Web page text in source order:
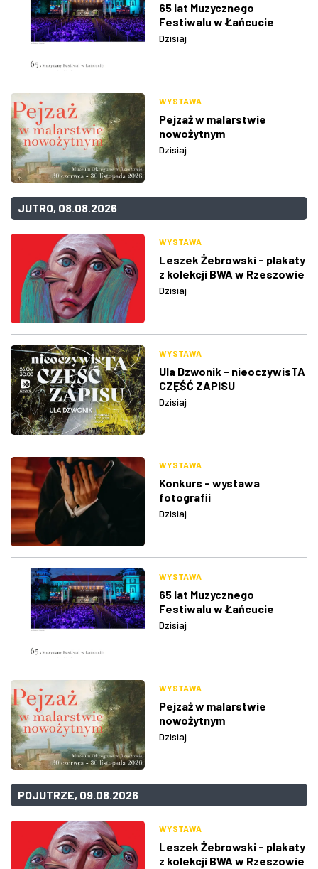
65 lat Muzycznego
Festiwalu w Łańcucie
Dzisiaj
WYSTAWA
Pejzaż w malarstwie
nowożytnym
Dzisiaj
JUTRO, 08.08.2026
WYSTAWA
Leszek Żebrowski - plakaty
z kolekcji BWA w Rzeszowie
Dzisiaj
WYSTAWA
Ula Dzwonik - nieoczywisTA
CZĘŚĆ ZAPISU
Dzisiaj
WYSTAWA
Konkurs - wystawa
fotografii
Dzisiaj
WYSTAWA
65 lat Muzycznego
Festiwalu w Łańcucie
Dzisiaj
WYSTAWA
Pejzaż w malarstwie
nowożytnym
Dzisiaj
POJUTRZE, 09.08.2026
WYSTAWA
Leszek Żebrowski - plakaty
z kolekcji BWA w Rzeszowie